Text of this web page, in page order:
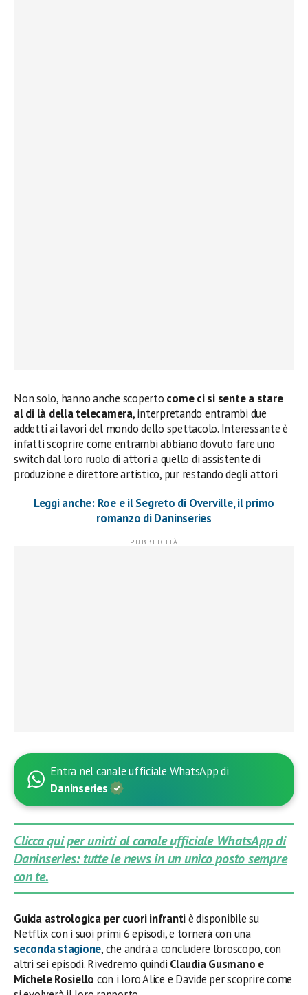
Non solo, hanno anche scoperto come ci si sente a stare
al di là della telecamera, interpretando entrambi due
addetti ai lavori del mondo dello spettacolo. Interessante è
infatti scoprire come entrambi abbiano dovuto fare uno
switch dal loro ruolo di attori a quello di assistente di
produzione e direttore artistico, pur restando degli attori.
Leggi anche: Roe e il Segreto di Overville, il primo
romanzo di Daninseries
Entra nel canale ufficiale WhatsApp di
Daninseries
Clicca qui per unirti al canale ufficiale WhatsApp di
Daninseries: tutte le news in un unico posto sempre
con te.
Guida astrologica per cuori infrantiè disponibile su
Netflix con i suoi primi 6 episodi, e tornerà con una
seconda stagione, che andrà a concludere l’oroscopo, con
altri sei episodi. Rivedremo quindi Claudia Gusmano e
Michele Rosiello con i loro Alice e Davide per scoprire come